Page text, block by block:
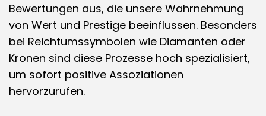
Bewertungen aus, die unsere Wahrnehmung
von Wert und Prestige beeinflussen. Besonders
bei Reichtumssymbolen wie Diamanten oder
Kronen sind diese Prozesse hoch spezialisiert,
um sofort positive Assoziationen
hervorzurufen.